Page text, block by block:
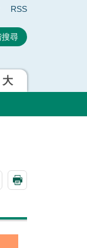
RSS
大